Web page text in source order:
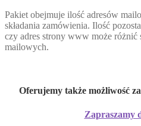
Pakiet obejmuje ilość adresów
składania zamówienia. Ilość
czy adres strony www może różnić
mailowych.
Oferujemy także możliwość
Zapraszamy